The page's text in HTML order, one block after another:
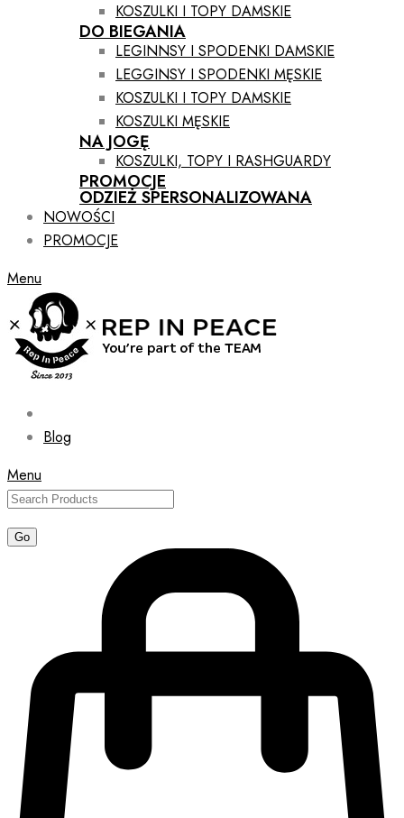
KOSZULKI I TOPY DAMSKIE
DO BIEGANIA
LEGINNSY I SPODENKI DAMSKIE
LEGGINSY I SPODENKI MĘSKIE
KOSZULKI I TOPY DAMSKIE
KOSZULKI MĘSKIE
NA JOGĘ
KOSZULKI, TOPY I RASHGUARDY
PROMOCJE
ODZIEŻ SPERSONALIZOWANA
NOWOŚCI
PROMOCJE
Menu
Blog
Menu